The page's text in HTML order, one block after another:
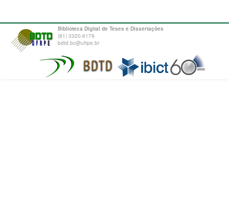
Biblioteca Digital de Teses e Dissertações
(81) 3320-6179
bdtd.bc@ufrpe.br